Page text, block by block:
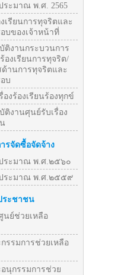
ระมาณ พ.ศ. 2565
เรียนการทุจริตและ
บของเจ้าหน้าที่
ติงานกระบวนการ
องเรียนการทุจริต/
ด้านการทุจริตและ
บ
งร้องเรียนร้องทุกข์
ติงานศุนย์รับเรื่อง
ารจัดซื้อจัดจ้าง
ระมาณ พ.ศ.๒๕๖๐
ระมาณ พ.ศ.๒๕๕๙
ระชาชน
นย์ช่วยเหลือ
รรมการช่วยเหลือ
นุกรรมการช่วย